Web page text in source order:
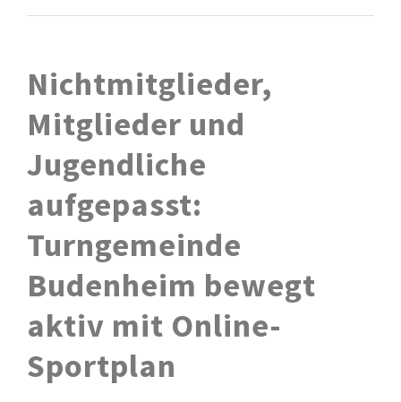
Nichtmitglieder,
Mitglieder und
Jugendliche
aufgepasst:
Turngemeinde
Budenheim bewegt
aktiv mit Online-
Sportplan